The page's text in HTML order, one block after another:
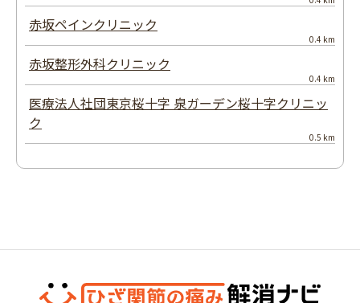
赤坂ペインクリニック
0.4 km
赤坂整形外科クリニック
0.4 km
医療法人社団東京桜十字 泉ガーデン桜十字クリニッ
ク
0.5 km